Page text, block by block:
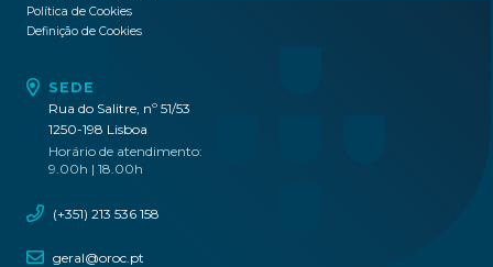
Política de Cookies
Definição de Cookies
SEDE
Rua do Salitre, nº 51/53
1250-198 Lisboa
Horário de atendimento:
9.00h | 18.00h
(+351) 213 536 158
geral@oroc.pt